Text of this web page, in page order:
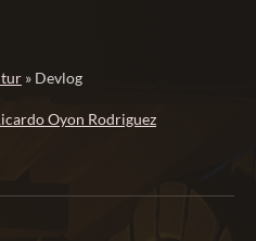
» Devlog
Oyon Rodriguez